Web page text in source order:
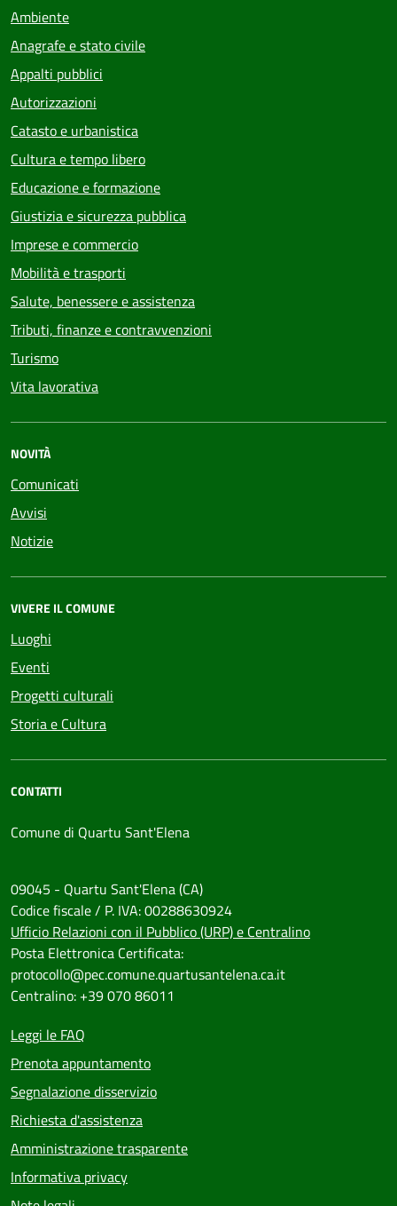
Ambiente
Anagrafe e stato civile
Appalti pubblici
Autorizzazioni
Catasto e urbanistica
Cultura e tempo libero
Educazione e formazione
Giustizia e sicurezza pubblica
Imprese e commercio
Mobilità e trasporti
Salute, benessere e assistenza
Tributi, finanze e contravvenzioni
Turismo
Vita lavorativa
NOVITÀ
Comunicati
Avvisi
Notizie
VIVERE IL COMUNE
Luoghi
Eventi
Progetti culturali
Storia e Cultura
CONTATTI
Comune di Quartu Sant'Elena
09045 - Quartu Sant'Elena (CA)
Codice fiscale / P. IVA: 00288630924
Ufficio Relazioni con il Pubblico (URP) e Centralino
Posta Elettronica Certificata:
protocollo@pec.comune.quartusantelena.ca.it
Centralino: +39 070 86011
Leggi le FAQ
Prenota appuntamento
Segnalazione disservizio
Richiesta d'assistenza
Amministrazione trasparente
Informativa privacy